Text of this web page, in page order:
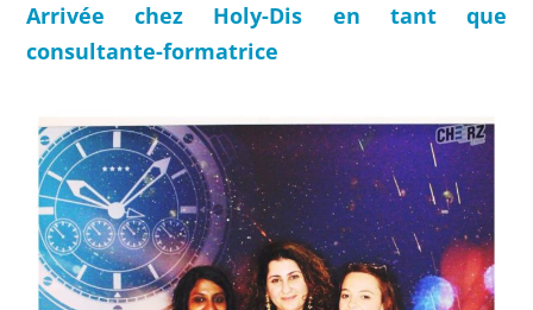
Arrivée chez Holy-Dis en tant que
consultante-formatrice